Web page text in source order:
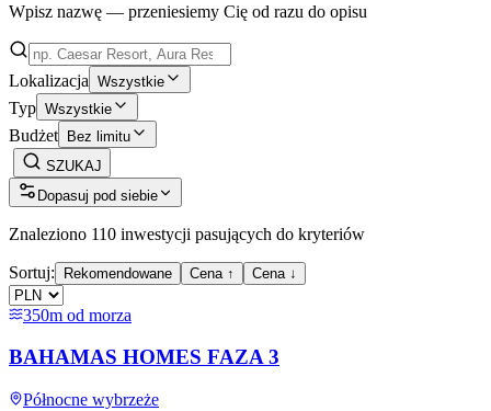
Wpisz nazwę — przeniesiemy Cię od razu do opisu
Lokalizacja Wszystkie
Typ Wszystkie
Budżet Bez limitu
SZUKAJ
Dopasuj pod siebie
Znaleziono 110 inwestycji pasujących do kryteriów
Sortuj: Rekomendowane Cena ↑ Cena ↓
350m od morza
BAHAMAS HOMES FAZA 3
Północne wybrzeże